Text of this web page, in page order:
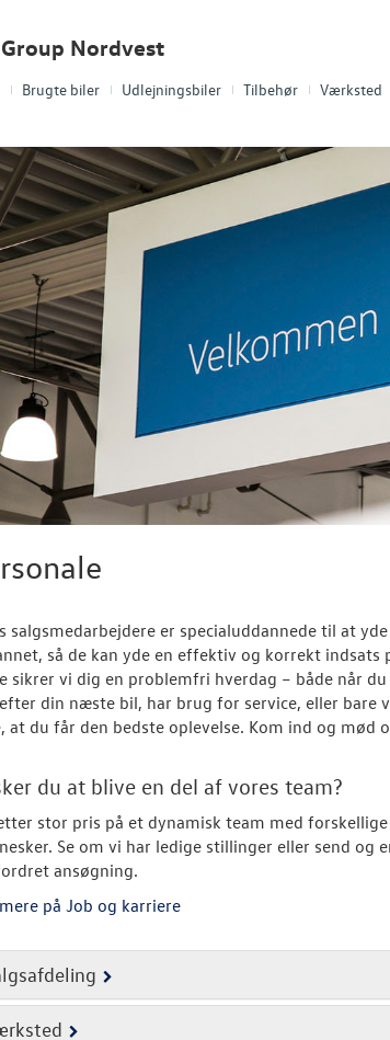
Brugte biler Udlejningsbiler Tilbehør Værksted
Nordvest
salgsmedarbejdere er specialuddannede til at
så de kan yde en effektiv og korrekt
sikrer vi dig en problemfri hverdag – både når
din næste bil, har brug for service, eller bare
at du får den bedste oplevelse. Kom ind og
du at blive en del af vores team?
stor pris på et dynamisk team med forskellige
Se om vi har ledige stillinger eller send og
ansøgning.
på Job og karriere